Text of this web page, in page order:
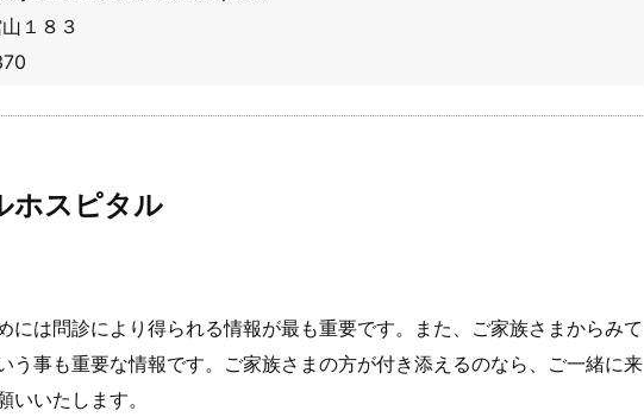
１８３
ホスピタル
には問診により得られる情報が最も重要です。また、ご家族さまからみて
う事も重要な情報です。ご家族さまの方が付き添えるのなら、ご一緒に来
いいたします。